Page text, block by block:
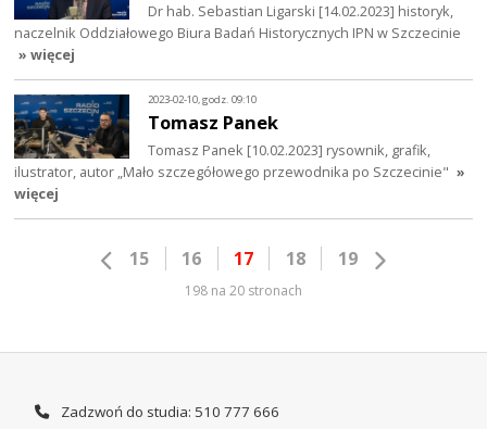
Dr hab. Sebastian Ligarski [14.02.2023] historyk,
naczelnik Oddziałowego Biura Badań Historycznych IPN w Szczecinie
» więcej
2023-02-10, godz. 09:10
Tomasz Panek
Tomasz Panek [10.02.2023] rysownik, grafik,
ilustrator, autor „Mało szczegółowego przewodnika po Szczecinie" »
więcej
15 16 17 18 19
198 na 20 stronach
Zadzwoń do studia: 510 777 666